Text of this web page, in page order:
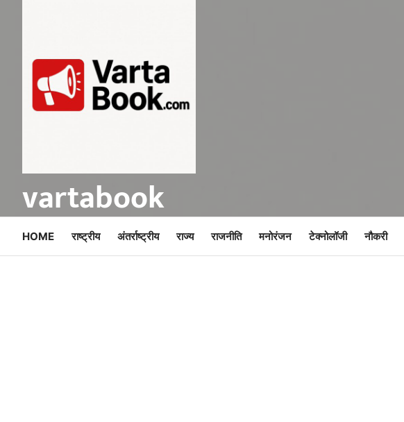
vartabook
HOME राष्ट्रीय अंतर्राष्ट्रीय राज्य राजनीति मनोरंजन टेक्नोलॉजी नौकरी